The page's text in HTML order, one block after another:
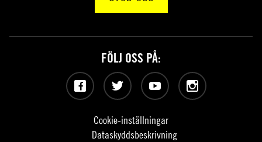
Cookie-inställningar
Dataskyddsbeskrivning
FÖLJ OSS PÅ:
Facebook Twitter YouTubeInstagram